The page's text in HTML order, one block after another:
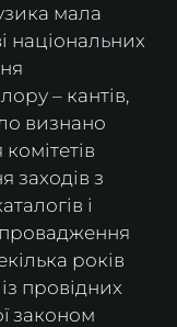
мала
національних
– кантів,
визнано
заходів з
і
років
провідних
законом